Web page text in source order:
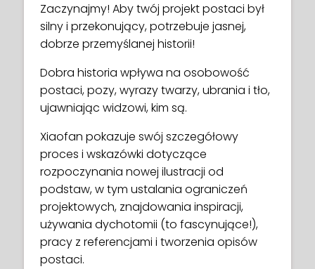
Zaczynajmy! Aby twój projekt postaci był
silny i przekonujący, potrzebuje jasnej,
dobrze przemyślanej historii!
Dobra historia wpływa na osobowość
postaci, pozy, wyrazy twarzy, ubrania i tło,
ujawniając widzowi, kim są.
Xiaofan pokazuje swój szczegółowy
proces i wskazówki dotyczące
rozpoczynania nowej ilustracji od
podstaw, w tym ustalania ograniczeń
projektowych, znajdowania inspiracji,
używania dychotomii (to fascynujące!),
pracy z referencjami i tworzenia opisów
postaci.